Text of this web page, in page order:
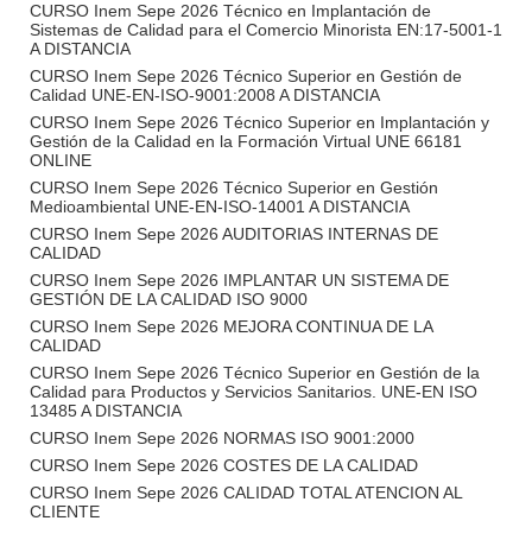
CURSO Inem Sepe 2026 Técnico en Implantación de
Sistemas de Calidad para el Comercio Minorista EN:17-5001-1
A DISTANCIA
CURSO Inem Sepe 2026 Técnico Superior en Gestión de
Calidad UNE-EN-ISO-9001:2008 A DISTANCIA
CURSO Inem Sepe 2026 Técnico Superior en Implantación y
Gestión de la Calidad en la Formación Virtual UNE 66181
ONLINE
CURSO Inem Sepe 2026 Técnico Superior en Gestión
Medioambiental UNE-EN-ISO-14001 A DISTANCIA
CURSO Inem Sepe 2026 AUDITORIAS INTERNAS DE
CALIDAD
CURSO Inem Sepe 2026 IMPLANTAR UN SISTEMA DE
GESTIÓN DE LA CALIDAD ISO 9000
CURSO Inem Sepe 2026 MEJORA CONTINUA DE LA
CALIDAD
CURSO Inem Sepe 2026 Técnico Superior en Gestión de la
Calidad para Productos y Servicios Sanitarios. UNE-EN ISO
13485 A DISTANCIA
CURSO Inem Sepe 2026 NORMAS ISO 9001:2000
CURSO Inem Sepe 2026 COSTES DE LA CALIDAD
CURSO Inem Sepe 2026 CALIDAD TOTAL ATENCION AL
CLIENTE